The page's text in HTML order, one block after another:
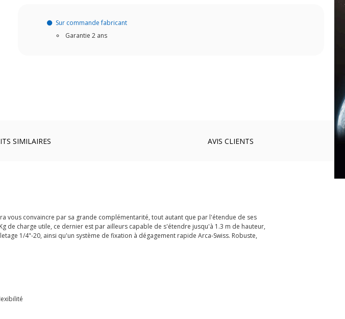
Sur commande fabricant
Garantie 2 ans
SIMILAIRES AVIS CLIENTS
vous convaincre par sa grande complémentarité, tout autant que par l'étendue de ses
de charge utile, ce dernier est par ailleurs capable de s'étendre jusqu'à 1.3 m de hauteur,
1/4"-20, ainsi qu'un système de fixation à dégagement rapide Arca-Swiss. Robuste,